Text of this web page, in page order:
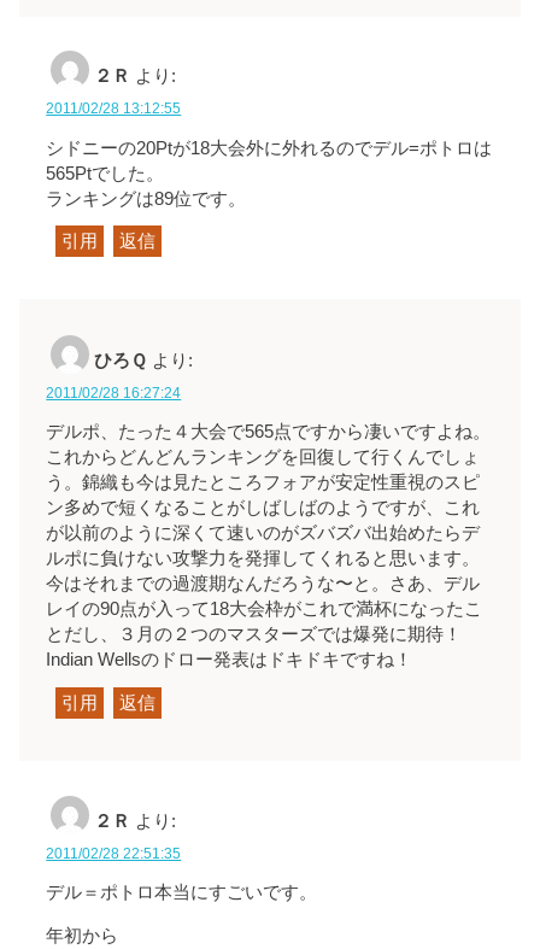
２Ｒ より:
2011/02/28 13:12:55
シドニーの20Ptが18大会外に外れるのでデル=ポトロは
565Ptでした。
ランキングは89位です。
引用 返信
ひろＱ より:
2011/02/28 16:27:24
デルポ、たった４大会で565点ですから凄いですよね。
これからどんどんランキングを回復して行くんでしょ
う。錦織も今は見たところフォアが安定性重視のスピ
ン多めで短くなることがしばしばのようですが、これ
が以前のように深くて速いのがズバズバ出始めたらデ
ルポに負けない攻撃力を発揮してくれると思います。
今はそれまでの過渡期なんだろうな〜と。さあ、デル
レイの90点が入って18大会枠がこれで満杯になったこ
とだし、３月の２つのマスターズでは爆発に期待！
Indian Wellsのドロー発表はドキドキですね！
引用 返信
２Ｒ より:
2011/02/28 22:51:35
デル＝ポトロ本当にすごいです。
年初から